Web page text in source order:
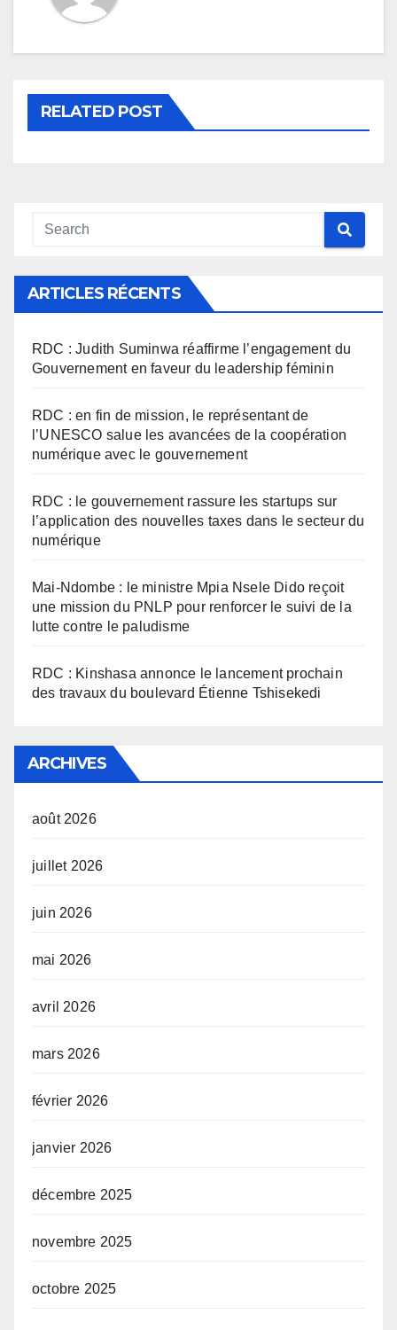
RELATED POST
ARTICLES RÉCENTS
RDC : Judith Suminwa réaffirme l’engagement du
Gouvernement en faveur du leadership féminin
RDC : en fin de mission, le représentant de
l’UNESCO salue les avancées de la coopération
numérique avec le gouvernement
RDC : le gouvernement rassure les startups sur
l’application des nouvelles taxes dans le secteur du
numérique
Mai-Ndombe : le ministre Mpia Nsele Dido reçoit
une mission du PNLP pour renforcer le suivi de la
lutte contre le paludisme
RDC : Kinshasa annonce le lancement prochain
des travaux du boulevard Étienne Tshisekedi
ARCHIVES
août 2026
juillet 2026
juin 2026
mai 2026
avril 2026
mars 2026
février 2026
janvier 2026
décembre 2025
novembre 2025
octobre 2025